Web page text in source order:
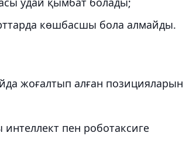
көшбасшы бола алмайды.
жоғалтып алған позицияларын
пен роботаксиге